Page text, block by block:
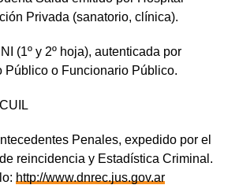
Privada (sanatorio, clínica).
(1º y 2º hoja), autenticada por
Público o Funcionario Público.
Penales, expedido por el
reincidencia y Estadística Criminal.
http://www.dnrec.jus.gov.ar